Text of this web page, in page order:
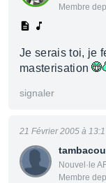
Membre
Je serais toi, je
masterisation
signaler
Nouvel·le
Membre
21 Février 2005 à